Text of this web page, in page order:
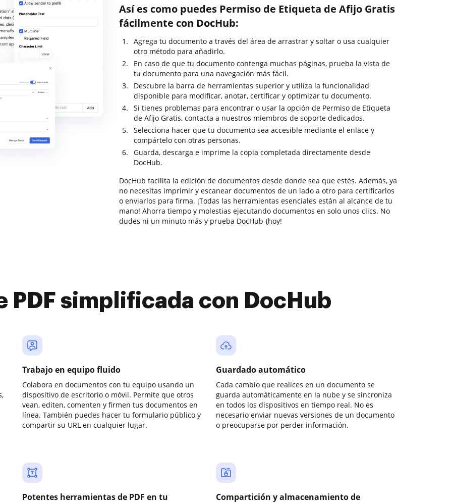
Así es como puedes Permiso de Etiqueta de Afijo Gratis
fácilmente con DocHub:
Agrega tu documento a través del área de arrastrar y soltar o usa cualquier
otro método para añadirlo.
En caso de que tu documento contenga muchas páginas, prueba la vista de
tu documento para una navegación más fácil.
Descubre la barra de herramientas superior y utiliza la funcionalidad
disponible para modificar, anotar, certificar y optimizar tu documento.
Si tienes problemas para encontrar o usar la opción de Permiso de Etiqueta
de Afijo Gratis, contacta a nuestros miembros de soporte dedicados.
Selecciona hacer que tu documento sea accesible mediante el enlace y
compártelo con otras personas.
Guarda, descarga e imprime la copia completada directamente desde
DocHub.
DocHub facilita la edición de documentos desde donde sea que estés. Además, ya
no necesitas imprimir y escanear documentos de un lado a otro para certificarlos
o enviarlos para firma. ¡Todas las herramientas esenciales están al alcance de tu
mano! Ahorra tiempo y molestias ejecutando documentos en solo unos clics. No
dudes ni un minuto más y prueba DocHub {hoy!
PDF simplificada con DocHub
Trabajo en equipo fluido
Colabora en documentos con tu equipo usando un
dispositivo de escritorio o móvil. Permite que otros
vean, editen, comenten y firmen tus documentos en
línea. También puedes hacer tu formulario público y
compartir su URL en cualquier lugar.
Guardado automático
Cada cambio que realices en un documento se
guarda automáticamente en la nube y se sincroniza
en todos los dispositivos en tiempo real. No es
necesario enviar nuevas versiones de un documento
o preocuparse por perder información.
Potentes herramientas de PDF en tu
Compartición y almacenamiento de